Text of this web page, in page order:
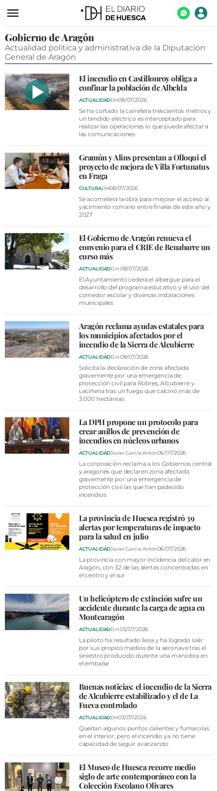
ACTUALIDAD
ECONOMÍA
TURISMO
AGROALIMENTACIÓN
CULTURA
SOCIEDAD
OPINIÓN
CONTACTAR
FIESTAS EN EL ALTO ARAGÓN
FIESTAS DE SAN LORENZO
FARMACIAS
HORÓSCOPO
CLUB DEL AMIGO MILITANTE
INICIAR SESIÓN
Gobierno de Aragón
Actualidad política y administrativa de la Diputación
General de Aragón
El incendio en Castillonroy obliga a
confinar la población de Albelda
ACTUALIDADDH08/07/2026
Se ha cortado la carretera trescientos metros y
un tendido eléctrico es interceptado para
realizar las operaciones lo que puede afectar a
las comunicaciones
Gramún y Alins presentan a Olloqui el
proyecto de mejora de Villa Fortunatus
en Fraga
CULTURADH08/07/2026
Se acometerá la obra para mejorar el acceso al
yacimiento romano entre finales de este año y
2027
El Gobierno de Aragón renueva el
convenio para el CRIE de Benabarre un
curso más
ACTUALIDADD.H. 08/07/2026
El Ayuntamiento cederá el albergue para el
desarrollo del programa educativo y el uso del
comedor escolar y diversas instalaciones
municipales
Aragón reclama ayudas estatales para
los municipios afectados por el
incendio de la Sierra de Alcubierre
ACTUALIDADD.H. 08/07/2026
Solicita la declaración de zona afectada
gravemente por una emergencia de
protección civil para Robres, Alcubierre y
Leciñena tras un fuego que calcinó más de
3.000 hectáreas
La DPH propone un protocolo para
crear anillos de prevención de
incendios en núcleos urbanos
ACTUALIDADJavier García Antón06/07/2026
La corporación reclama a los Gobiernos central
y aragonés que declaren zona afectada
gravemente por una emergencia de
protección civil las que han padecido
incendios
La provincia de Huesca registró 39
alertas por temperaturas de impacto
para la salud en julio
ACTUALIDADJavier García Antón06/07/2026
La provincia con mayor incidencia del calor en
Aragón, con 32 de las alertas concentradas en
el centro y el sur
Un helicóptero de extinción sufre un
accidente durante la carga de agua en
Montearagón
ACTUALIDADD.H. 05/07/2026
La piloto ha resultado ilesa y ha logrado salir
por sus propios medios de la aeronave tras el
siniestro producido durante una maniobra en
el embalse
Buenas noticias: el incendio de la Sierra
de Alcubierre estabilizado y el de La
Fueva controlado
ACTUALIDADDH03/07/2026
Quedan algunos puntos calientes y fumarolas
en el interior, pero el incendio ya no tiene
capacidad de seguir avanzando
El Museo de Huesca recorre medio
siglo de arte contemporáneo con la
Colección Escolano Olivares